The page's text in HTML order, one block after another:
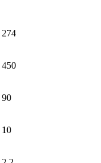
274
450
90
10